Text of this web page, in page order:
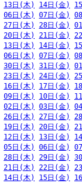
13日(木) 14日(金)
06日(木) 07日(金)
27日(木) 28日(金)
20日(木) 21日(金)
13日(木) 14日(金)
06日(木) 07日(金)
30日(木) 31日(金)
23日(木) 24日(金)
16日(木) 17日(金)
09日(木) 10日(金)
02日(木) 03日(金)
26日(木) 27日(金)
19日(木) 20日(金)
12日(木) 13日(金)
05日(木) 06日(金)
28日(木) 29日(金)
21日(木) 22日(金)
14日(木) 15日(金)